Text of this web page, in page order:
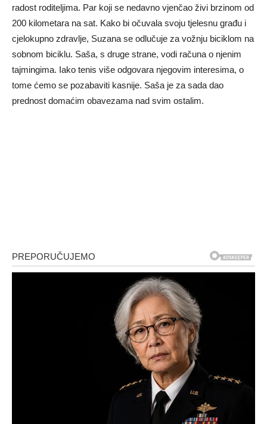
radost roditeljima. Par koji se nedavno vjenčao živi brzinom od
200 kilometara na sat. Kako bi očuvala svoju tjelesnu građu i
cjelokupno zdravlje, Suzana se odlučuje za vožnju biciklom na
sobnom biciklu. Saša, s druge strane, vodi računa o njenim
tajmingima. Iako tenis više odgovara njegovim interesima, o
tome ćemo se pozabaviti kasnije. Saša je za sada dao
prednost domaćim obavezama nad svim ostalim.